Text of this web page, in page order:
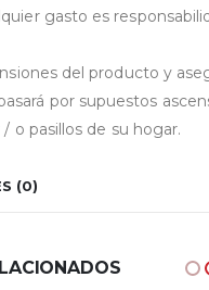
gasto es
del producto y
por supuestos
o pasillos de su hogar.
(0)